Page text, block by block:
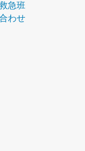
急班
わせ